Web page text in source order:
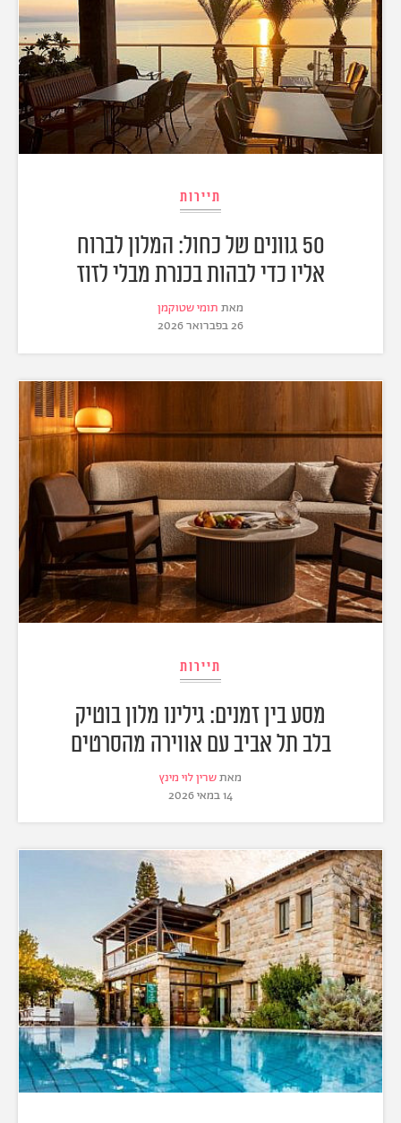
תיירות
50 גוונים של כחול: המלון לברוח
אליו כדי לבהות בכנרת מבלי לזוז
מאת תומי שטוקמן
26 בפברואר 2026
תיירות
מסע בין זמנים: גילינו מלון בוטיק
בלב תל אביב עם אווירה מהסרטים
מאתשרין לוי מינץ
14 במאי 2026